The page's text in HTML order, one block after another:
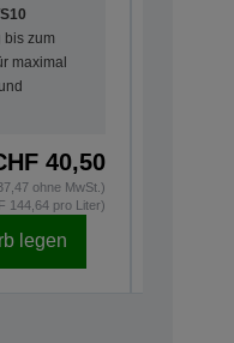
bis zum
maximal
40,50
ohne MwSt.)
144,64 pro Liter)
legen